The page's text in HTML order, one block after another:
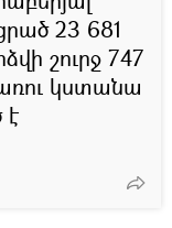
23 681
շուրջ 747
կստանա
է